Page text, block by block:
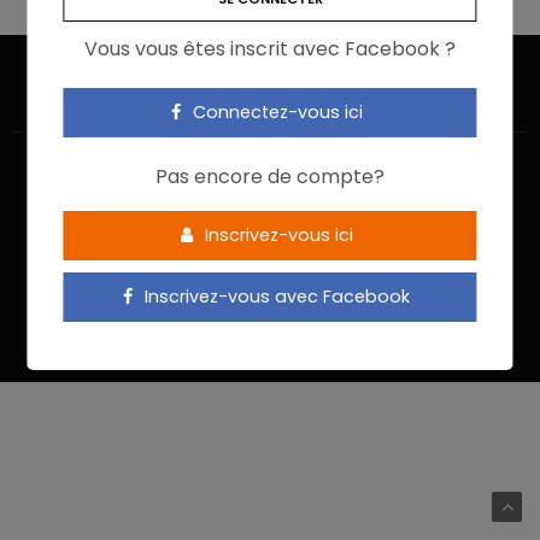
Vous vous êtes inscrit avec Facebook ?
Connectez-vous ici
Pas encore de compte?
Inscrivez-vous ici
Inscrivez-vous avec Facebook
ACCUEIL JE M’INSCRIS
NOUS CONTACTER
MENTIONS LÉGALES
POLITIQUE DE CONFIDENTIALITÉ
Food In Action © 2022